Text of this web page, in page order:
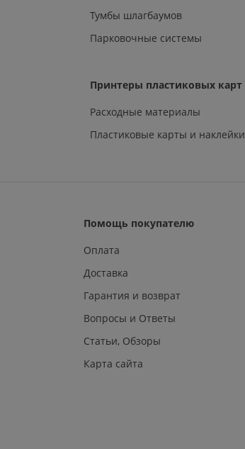
Тумбы шлагбаумов
Парковочные системы
Принтеры пластиковых карт
Расходные материалы
Пластиковые карты и наклейки
Помощь покупателю
Оплата
Доставка
Гарантия и возврат
Вопросы и Ответы
Статьи, Обзоры
Карта сайта